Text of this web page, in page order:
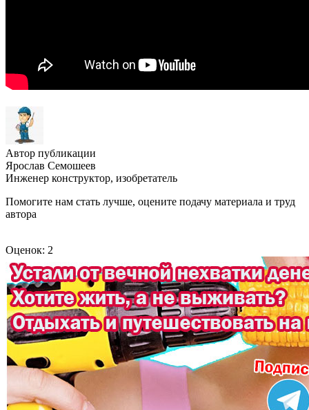
Автор публикации
Ярослав Семошеев
Инженер конструктор, изобретатель
Помогите нам стать лучше, оцените подачу материала и труд
автора
Оценок: 2